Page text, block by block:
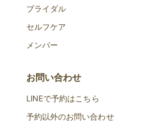
ブライダル
セルフケア
メンバー
お問い合わせ
LINEで予約はこちら
予約以外のお問い合わせ